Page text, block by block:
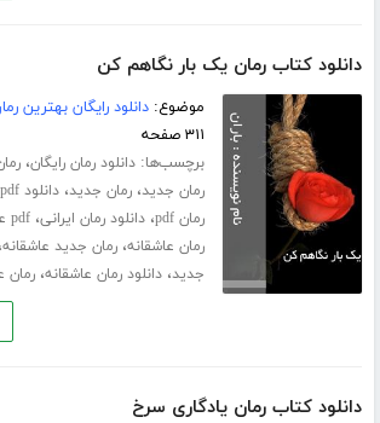
دانلود کتاب رمان یک بار نگاهم کن
موضوع:دانلود رایگان بهترین
۳۱۱ صفحه
برچسب‌ها:دانلود رمان رایگان،
رمان جدید،رمان جدید،دانلود pdf رمان
رمان pdf ،دانلود رمان ایرانی،pdf عاشقانه
رمان عاشقانه،رمان جدید عاشقانه
جدید،دانلود رمان عاشقانه،رمان
دانلود کتاب رمان یادگاری سرخ